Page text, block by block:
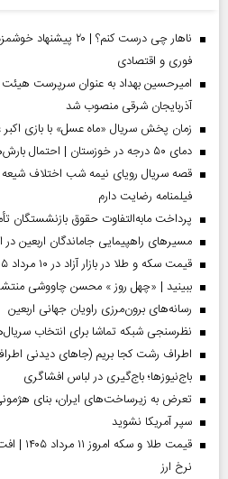
ناهار چی درست کنم؟ |
فوری و اقتصادی
امیرحسین بهداد به عنوان سرپرست
آذربایجان شرقی منصوب شد
زمان پخش سریال «ماه عسل» با بازی
دمای ۵۰ درجه در خوزستان | احتمال بارش‌های سیل‌آسا در ۳ استان
قصه سریال رویای نیمه شب اختلاف
فیلمنامه رضایت دارم
پرداخت مابه‌التفاوت حقوق بازنشستگان
مسیر‌های راهپیمایی جاماندگان اربعین در
قیمت سکه و طلا در بازار آزاد در ۱۰ مرداد ۱۴۰۵
ببینید | «چهل روز » محسن چاووشی
رسانه‌های برون‌مرزی راویان جهانی اربعین
نظرسنجی شبکه تماشا برای انتخاب
اطراف رشت کجا بریم (جاهای دیدنی
باج‌نیوزها؛ باج‌گیری در لباس افشاگری
تعرض به زیرساخت‌های ایران، بنای
سپر آمریکا نشوید
قیمت
نرخ ارز